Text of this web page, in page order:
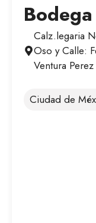
Calz.legaria
Oso y Calle:
Ventura
Ciudad de